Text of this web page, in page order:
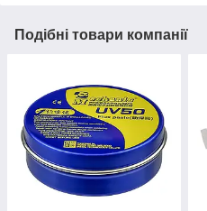
Подібні товари компанії